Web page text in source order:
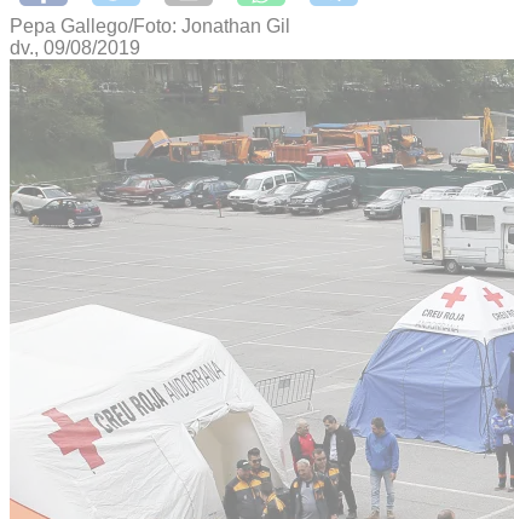
Pepa Gallego/Foto: Jonathan Gil
dv., 09/08/2019